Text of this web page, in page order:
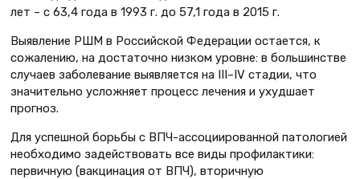
лет – с 63,4 года в 1993 г. до 57,1 года в 2015 г.
Выявление РШМ в Российской Федерации остается, к
сожалению, на достаточно низком уровне: в большинстве
случаев заболевание выявляется на III–IV стадии, что
значительно усложняет процесс лечения и ухудшает
прогноз.
Для успешной борьбы с ВПЧ-ассоциированной патологией
необходимо задействовать все виды профилактики:
первичную (вакцинация от ВПЧ), вторичную